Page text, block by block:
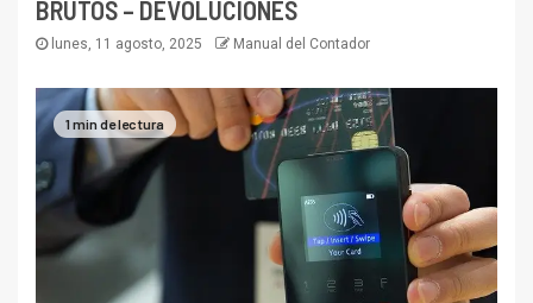
BRUTOS – DEVOLUCIONES
lunes, 11 agosto, 2025 Manual del Contador
1 min de lectura